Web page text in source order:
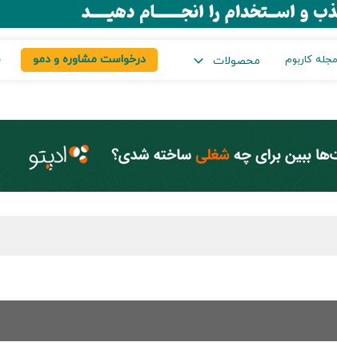
مجله کاربوم محصولات درخواست مشاوره و دمو